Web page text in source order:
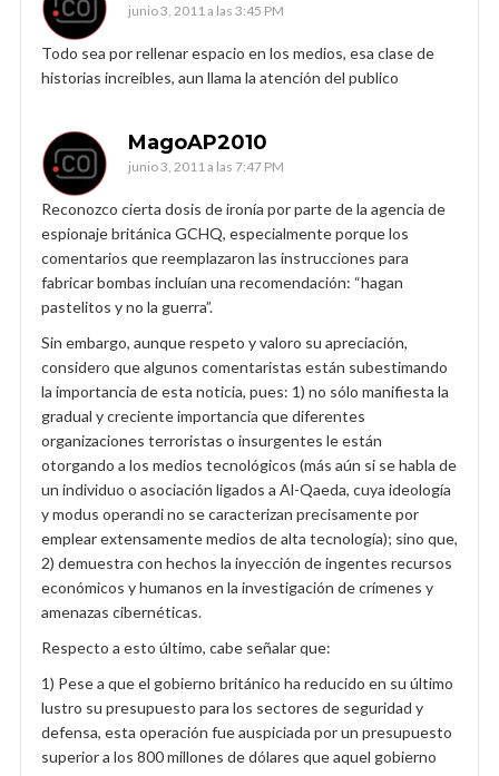
junio 3, 2011 a las 3:45 PM
Todo sea por rellenar espacio en los medios, esa clase de
historias increibles, aun llama la atención del publico
MagoAP2010
junio 3, 2011 a las 7:47 PM
Reconozco cierta dosis de ironía por parte de la agencia de
espionaje británica GCHQ, especialmente porque los
comentarios que reemplazaron las instrucciones para
fabricar bombas incluían una recomendación: “hagan
pastelitos y no la guerra”.
Sin embargo, aunque respeto y valoro su apreciación,
considero que algunos comentaristas están subestimando
la importancia de esta noticia, pues: 1) no sólo manifiesta la
gradual y creciente importancia que diferentes
organizaciones terroristas o insurgentes le están
otorgando a los medios tecnológicos (más aún si se habla de
un individuo o asociación ligados a Al-Qaeda, cuya ideología
y modus operandi no se caracterizan precisamente por
emplear extensamente medios de alta tecnología); sino que,
2) demuestra con hechos la inyección de ingentes recursos
económicos y humanos en la investigación de crímenes y
amenazas cibernéticas.
Respecto a esto último, cabe señalar que:
1) Pese a que el gobierno británico ha reducido en su último
lustro su presupuesto para los sectores de seguridad y
defensa, esta operación fue auspiciada por un presupuesto
superior a los 800 millones de dólares que aquel gobierno